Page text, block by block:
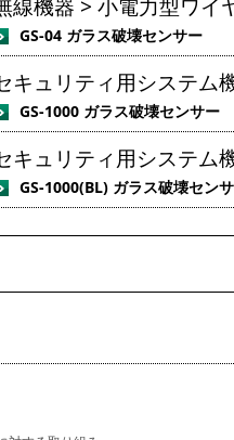
線機器 > 小電力型ワイ
GS-04 ガラス破壊センサー
キュリティ用システム
GS-1000 ガラス破壊センサー
キュリティ用システム
GS-1000(BL) ガラス破壊セン